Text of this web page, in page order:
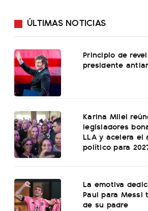
ÚLTIMAS NOTICIAS
Principio de
presidente
Karina Milei
legisladores
LLA y acelera el
político para
La emotiva
Paul para Messi
de su padre